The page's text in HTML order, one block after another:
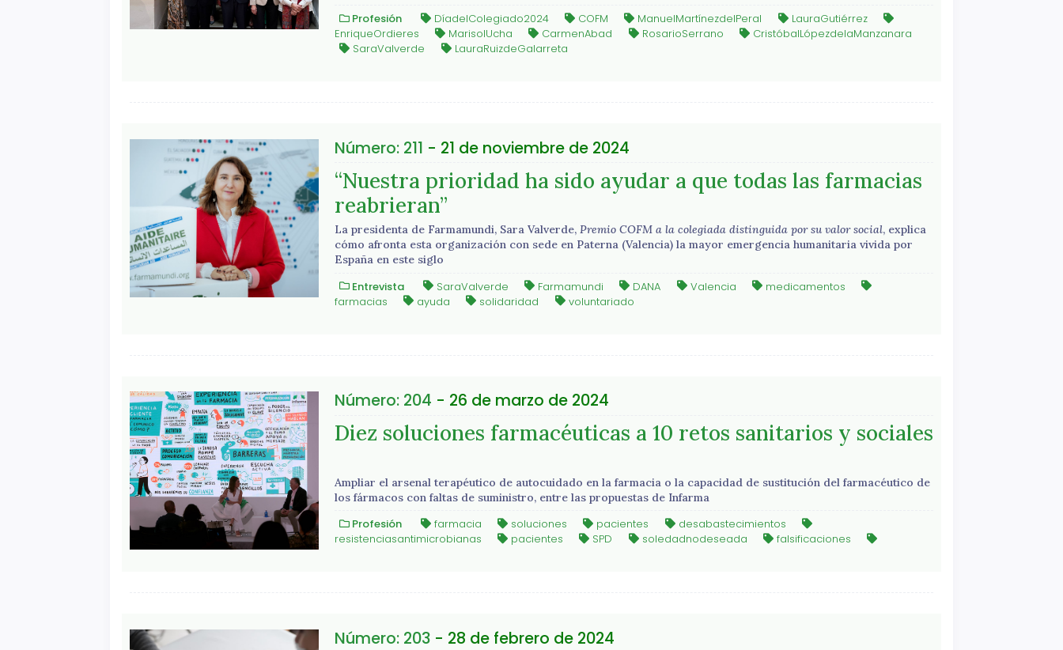
Profesión DíadelColegiado2024 COFM ManuelMartínezdelPeral
LauraGutiérrez
EnriqueOrdieres
MarisolUcha CarmenAbad RosarioSerrano
CristóbalLópezdelaManzanara
SaraValverde
LauraRuizdeGalarreta
Número: 211 - 21 de noviembre de 2024
“Nuestra prioridad ha sido ayudar a que todas las farmacias
reabrieran”
La presidenta de Farmamundi, Sara Valverde, Premio COFM a la colegiada distinguida por su valor social, explica
cómo afronta esta organización con sede en Paterna (Valencia) la mayor emergencia humanitaria vivida por
España en este siglo
Entrevista SaraValverde Farmamundi DANA Valencia
medicamentos
farmacias
ayuda solidaridad voluntariado
Número: 204 - 26 de marzo de 2024
Diez soluciones farmacéuticas a 10 retos sanitarios y sociales
Ampliar el arsenal terapéutico de autocuidado en la farmacia o la capacidad de sustitución del farmacéutico de
los fármacos con faltas de suministro, entre las propuestas de Infarma
Profesión farmacia soluciones pacientes
desabastecimientos
resistenciasantimicrobianas
pacientes SPD soledadnodeseada falsificaciones
Número: 203- 28 de febrero de 2024